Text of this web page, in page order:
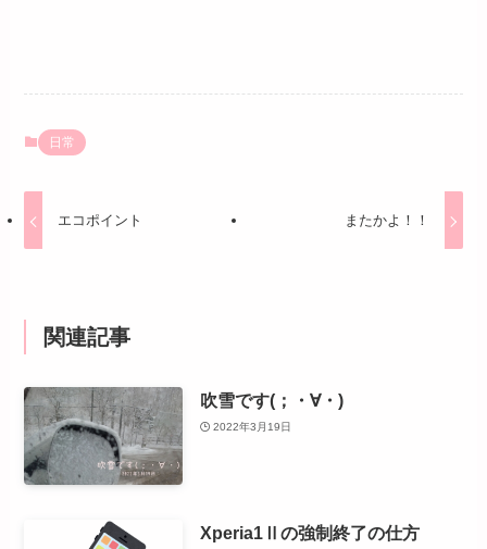
日常
エコポイント またかよ！！
関連記事
吹雪です(；・∀・)
2022年3月19日
Xperia1Ⅱの強制終了の仕方